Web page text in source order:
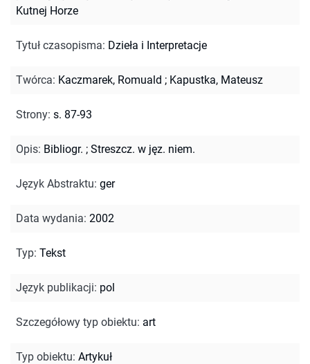
Kutnej Horze
Tytuł czasopisma: Dzieła i Interpretacje
Twórca: Kaczmarek, Romuald ; Kapustka, Mateusz
Strony: s. 87-93
Opis: Bibliogr. ; Streszcz. w jęz. niem.
Język Abstraktu: ger
Data wydania: 2002
Typ: Tekst
Język publikacji: pol
Szczegółowy typ obiektu: art
Typ obiektu: Artykuł